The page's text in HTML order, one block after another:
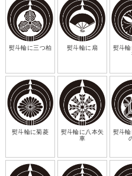
熨斗輪に三つ柏 熨斗輪に扇
熨斗
熨斗輪に菊菱
熨斗輪に八本矢
車
熨斗